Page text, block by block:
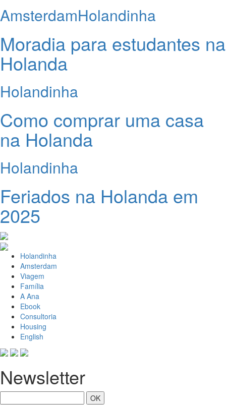
AmsterdamHolandinha
Moradia para estudantes na
Holanda
Holandinha
Como comprar uma casa
na Holanda
Holandinha
Feriados na Holanda em
2025
Holandinha
Amsterdam
Viagem
Família
A Ana
Ebook
Consultoria
Housing
English
Newsletter
OK